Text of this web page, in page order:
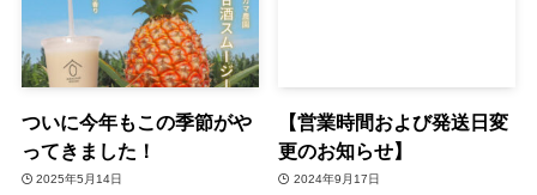
ついに今年もこの季節がや
ってきました！
2025年5月14日
【営業時間および発送日変
更のお知らせ】
2024年9月17日